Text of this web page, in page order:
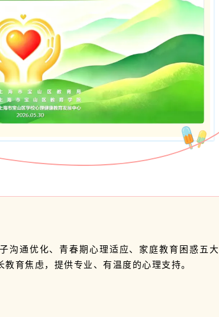
沟通优化、青春期心理适应、家庭教育困惑五大
育焦虑，提供专业、有温度的心理支持。